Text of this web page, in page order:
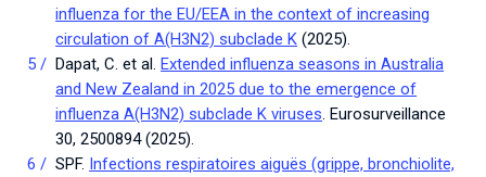
influenza for the EU/EEA in the context of increasing
circulation of A(H3N2) subclade K (2025).
Dapat, C. et al.Extended influenza seasons in Australia
and New Zealand in 2025 due to the emergence of
influenza A(H3N2) subclade K viruses. Eurosurveillance
30, 2500894 (2025).
SPF. Infections respiratoires aiguës (grippe, bronchiolite,